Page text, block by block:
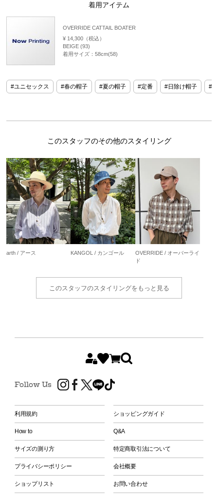
着用アイテム
OVERRIDE CATTAIL BOATER
¥ 14,300（税込）
BEIGE (93)
着用サイズ：58cm(58)
ユニセックス 春の帽子 夏の帽子 定番 日除け帽子
このスタッフのその他のスタイリング
arth / アース KANGOL / カンゴール
OVERRIDE / オーバーライ
ド
このスタッフのスタイリングをもっと見る
Follow Us
利用規約 ショッピングガイド
How to Q&A
サイズの測り方 特定商取引法について
プライバシーポリシー 会社概要
ショップリスト お問い合わせ